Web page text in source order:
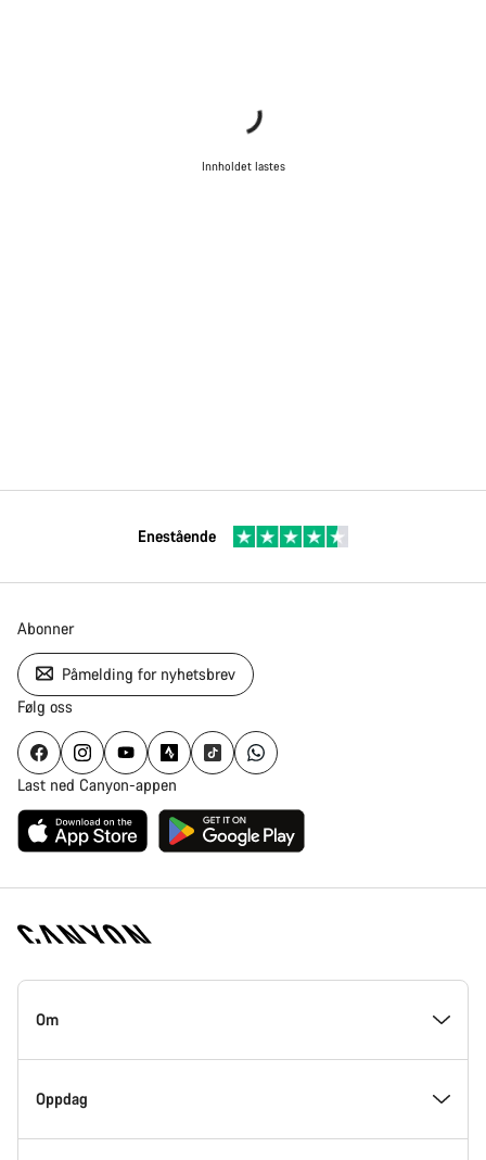
Innholdet lastes
Enestående
Abonner
Påmelding for nyhetsbrev
Følg oss
Last ned Canyon-appen
Canyon
hjemmeside
bunndel
Om
På innsiden av Canyon
Oppdag